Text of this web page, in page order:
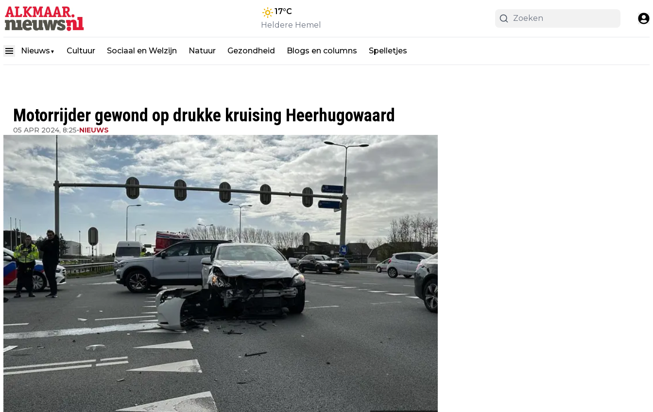
17°C
Heldere Hemel
Nieuws ▼ Cultuur Sociaal en Welzijn Natuur Gezondheid Blogs en columns Spelletjes
Motorrijder gewond op drukke kruising Heerhugowaard
05 APR 2024, 8:25•NIEUWS